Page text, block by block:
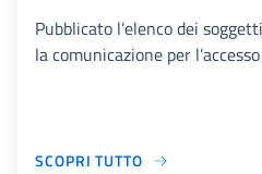
Pubblicato l’elenco dei
la comunicazione per
SCOPRI TUTTO